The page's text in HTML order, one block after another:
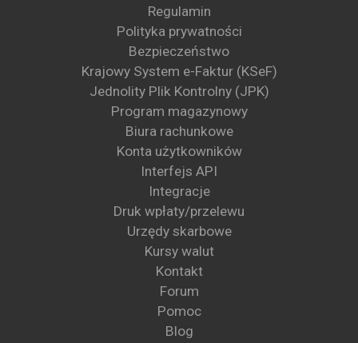
Regulamin
Polityka prywatności
Bezpieczeństwo
Krajowy System e-Faktur (KSeF)
Jednolity Plik Kontrolny (JPK)
Program magazynowy
Biura rachunkowe
Konta użytkowników
Interfejs API
Integracje
Druk wpłaty/przelewu
Urzędy skarbowe
Kursy walut
Kontakt
Forum
Pomoc
Blog